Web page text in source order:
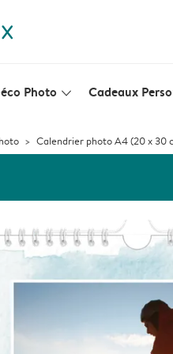
Photo slim_arrow_down Cadeaux
Calendrier photo A4 (20 x 30